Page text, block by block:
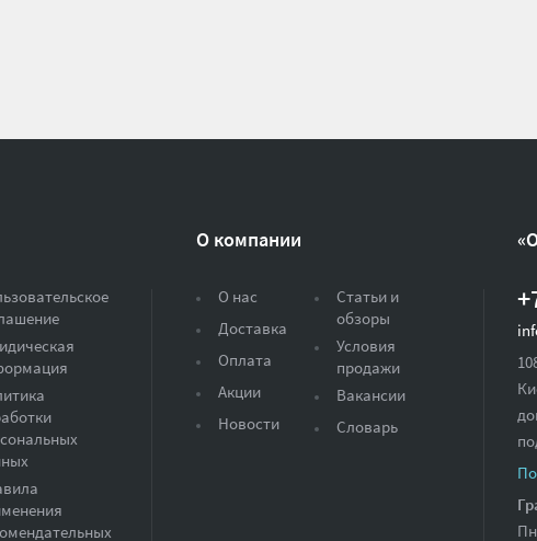
О компании
О нас
Доставка
Оплата
Акции
Новости
Статьи и
обзоры
Условия
продажи
Вакансии
Словарь